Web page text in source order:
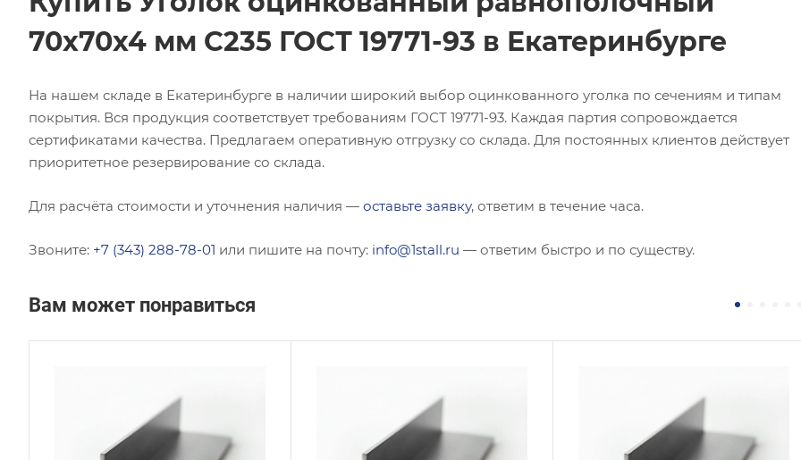
70х70х4 мм С235 ГОСТ 19771-93 в Екатеринбурге
На нашем складе в Екатеринбурге в наличии широкий выбор оцинкованного уголка по сечениям и типам
покрытия. Вся продукция соответствует требованиям ГОСТ 19771-93. Каждая партия сопровождается
сертификатами качества. Предлагаем оперативную отгрузку со склада. Для постоянных клиентов действует
приоритетное резервирование со склада.
Для расчёта стоимости и уточнения наличия — оставьте заявку, ответим в течение часа.
Звоните: +7 (343) 288-78-01 или пишите на почту: info@1stall.ru — ответим быстро и по существу.
Вам может понравиться
Неравнополочный
Высота, мм
50
Равнополочный
Высота, мм
70
Неравнополочный
Высота, мм
50